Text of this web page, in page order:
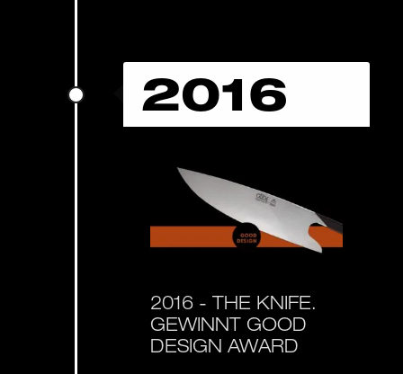
2016
2016 - THE KNIFE.
GEWINNT GOOD
DESIGN AWARD